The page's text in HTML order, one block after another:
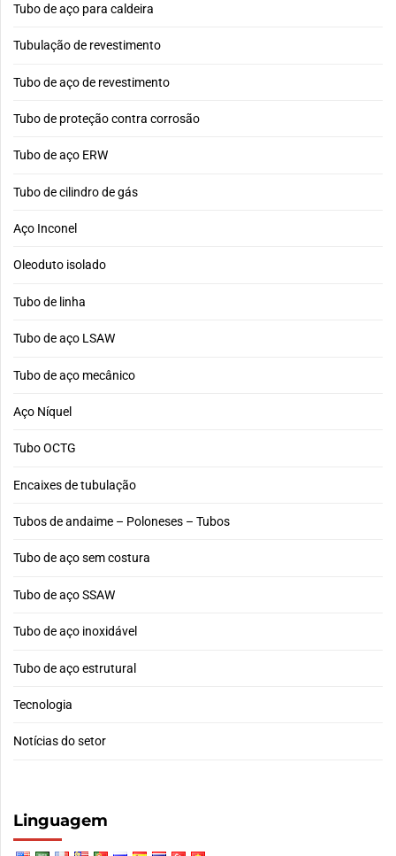
Tubo de aço para caldeira
Tubulação de revestimento
Tubo de aço de revestimento
Tubo de proteção contra corrosão
Tubo de aço ERW
Tubo de cilindro de gás
Aço Inconel
Oleoduto isolado
Tubo de linha
Tubo de aço LSAW
Tubo de aço mecânico
Aço Níquel
Tubo OCTG
Encaixes de tubulação
Tubos de andaime – Poloneses – Tubos
Tubo de aço sem costura
Tubo de aço SSAW
Tubo de aço inoxidável
Tubo de aço estrutural
Tecnologia
Notícias do setor
Linguagem